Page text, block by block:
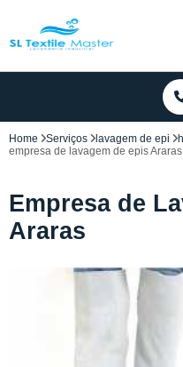
Home Serviços lavagem de epi
empresa de lavagem de epis Araras
Empresa de
Araras